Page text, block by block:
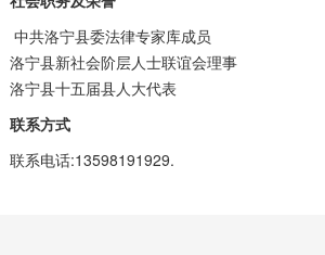
中共洛宁县委法律专家库成员
洛宁县新社会阶层人士联谊会理事
洛宁县十五届县人大代表
联系方式
联系电话:13598191929.